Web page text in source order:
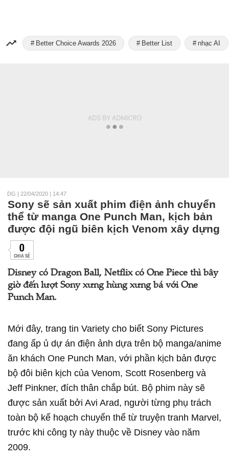
Better Choice Awards 2026 Better List nhạc AI
DG | 22/04/2020 | 14:47
Sony sẽ sản xuất phim điện ảnh chuyển
thể từ manga One Punch Man, kịch bản
được đội ngũ biên kịch Venom xây dựng
0
CHIA SẺ
Disney có Dragon Ball, Netflix có One Piece thì bây
giờ đến lượt Sony xưng hùng xưng bá với One
Punch Man.
Mới đây, trang tin Variety cho biết Sony Pictures
đang ấp ủ dự án điện ảnh dựa trên bộ manga/anime
ăn khách One Punch Man, với phần kịch bản được
bộ đôi biên kịch của Venom, Scott Rosenberg và
Jeff Pinkner, đích thân chắp bút. Bộ phim này sẽ
được sản xuất bởi Avi Arad, người từng phụ trách
toàn bộ kế hoạch chuyển thể từ truyện tranh Marvel,
trước khi công ty này thuộc về Disney vào năm
2009.